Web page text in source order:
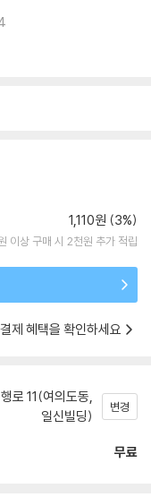
1,110원 (3%)
이상 구매 시 2천원 추가 적립
제 혜택을 확인하세요
로 11(여의도동,
일신빌딩)
변경
무료